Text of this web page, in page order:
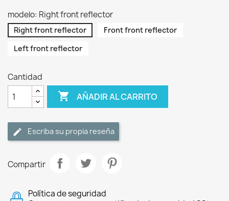
modelo: Right front reflector
Right front reflector
Front front reflector
Left front reflector
Cantidad
 AÑADIR AL CARRITO
Escriba su propia reseña
Compartir
Política de seguridad